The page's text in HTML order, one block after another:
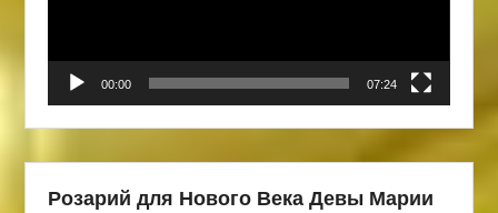
00:00 07:24
Розарий для Нового Века Девы Марии